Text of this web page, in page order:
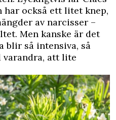
har också ett litet knep,
av narcisser –
Men kanske är det
blir så intensiva, så
varandra, att lite